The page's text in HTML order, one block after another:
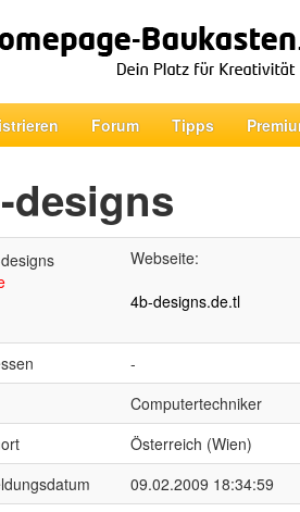
Forum Tipps
designs
Webseite:
4b-designs.de.tl
-
Computertechniker
Österreich (Wien)
09.02.2009 18:34:59